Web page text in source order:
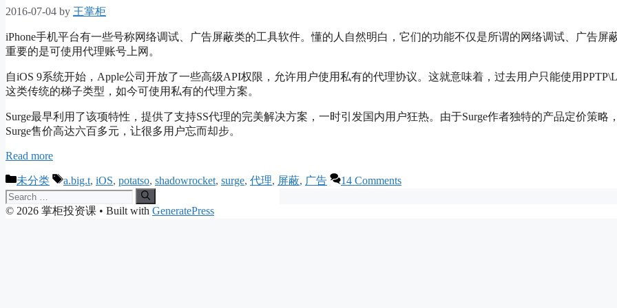
2016-07-04 by 王掌柜
iPhone手机平台有一些号称网络调试、广告屏蔽类的工具软件。懂的人自然明白，它们的功能不仅是所谓的网络调试、广告屏
重要的是可使用代理账号上网。
自iOS 9系统开始，Apple公司开放了一些高级API权限，允许用户使用私有的代理协议。这就意味着，过去用户只能使用
这类传统的梯子类型，如今可使用私有的代理方案。
Surge最早利用了该项特性，提供了支持SS代理的完美解决方案，一时引发国内用户狂热。由于Surge作者独特的产品定价策略
Surge售价高达六百多元，让很多用户忘而却步。
Read more
Categories
未分类 Tags
a.big.t, iOS, potatso, shadowrocket, surge, 代理, 屏蔽, 广告
14 Comments
Search
for:
© 2026 掌柜投资课 • Built with GeneratePress